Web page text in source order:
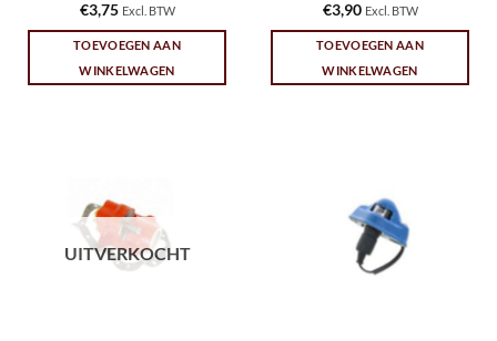
€3,75 Excl. BTW
TOEVOEGEN AAN
WINKELWAGEN
€3,90 Excl. BTW
TOEVOEGEN AAN
WINKELWAGEN
UITVERKOCHT